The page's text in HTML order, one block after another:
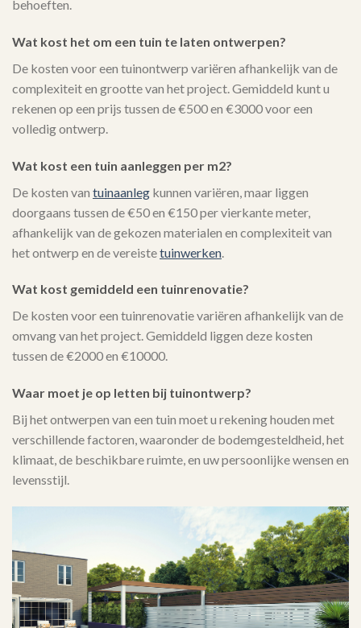
behoeften.
Wat kost het om een tuin te laten ontwerpen?
De kosten voor een tuinontwerp variëren afhankelijk van de
complexiteit en grootte van het project. Gemiddeld kunt u
rekenen op een prijs tussen de €500 en €3000 voor een
volledig ontwerp.
Wat kost een tuin aanleggen per m2?
De kosten van tuinaanleg kunnen variëren, maar liggen
doorgaans tussen de €50 en €150 per vierkante meter,
afhankelijk van de gekozen materialen en complexiteit van
het ontwerp en de vereistetuinwerken
Wat kost gemiddeld een tuinrenovatie?
De kosten voor een tuinrenovatie variëren afhankelijk van de
omvang van het project. Gemiddeld liggen deze kosten
tussen de €2000 en €10000.
Waar moet je op letten bij tuinontwerp?
Bij het ontwerpen van een tuin moet u rekening houden met
verschillende factoren, waaronder de bodemgesteldheid, het
klimaat, de beschikbare ruimte, en uw persoonlijke wensen en
levensstijl.